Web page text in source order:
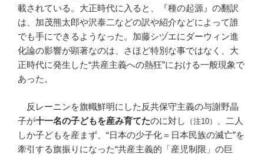
載されている。大正時代に入ると、『種の起源』の翻訳
は、加茂熊太郎や沢泰二などの訳や紹介などによって誰
でも手にできるようなった。加藤シヅエにダーウィン進
化論の影響が顕著なのは、さほど特別な事ではなく、大
正時代に発生した“共産主義への熱狂”における一般現象で
あった。
反レーニンを旗幟鮮明にした反共保守主義の与謝野晶
子が十一名の子どもを産み育てたのに対し （注10）
、二人
しか子どもを産まず、“日本の少子化＝日本民族の滅亡”を
牽引する旗振りになった“共産主義的「産児制限」の巨